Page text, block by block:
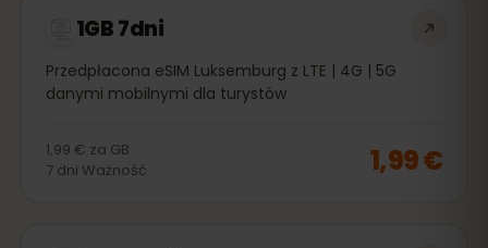
1GB 7dni
Przedpłacona eSIM Luksemburg z LTE | 4G | 5G
danymi mobilnymi dla turystów
1,99 € za GB
7 dni Ważność 1,99 €